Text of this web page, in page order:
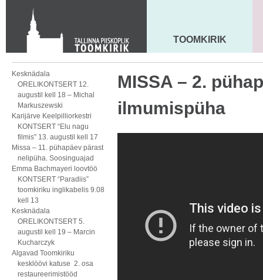
Toom-Kooli 6, 10130 TALLINN
tallinna.toom
+372 644 4140
MAARJA KIRIK
TOOMKIRIK
Kesknädala
ORELIKONTSERT 12.
augustil kell 18 – Michal
Markuszewski
Karijärve Keelpilliorkestri
KONTSERT “Elu nagu
filmis” 13. augustil kell 17
Missa – 11. pühapäev pärast
nelipüha. Soosinguajad
Emma Bachmayeri loovtöö
KONTSERT “Paradiis”
toomkiriku inglikabelis 9.08
kell 13
Kesknädala
ORELIKONTSERT 5.
augustil kell 19 – Marcin
Kucharczyk
Algavad Toomkiriku
kesklöövi katuse 2. osa
restaureerimistööd
MISSA – 2.
ilmumispüha